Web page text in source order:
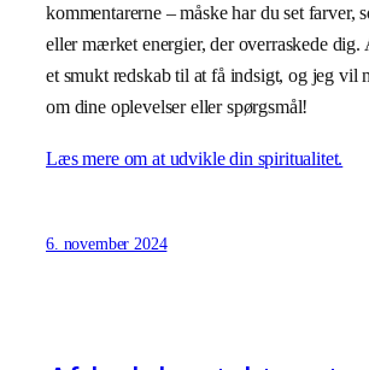
kommentarerne – måske har du set farver,
eller mærket energier, der overraskede
et smukt redskab til at få indsigt, og jeg vil
om dine oplevelser eller spørgsmål!
Læs mere om at udvikle din spiritualitet.
6. november 2024